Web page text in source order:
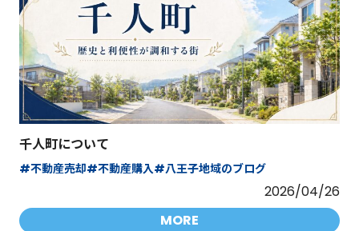
千人町について
#不動産売却#不動産購入#八王子地域のブログ
2026/04/26
MORE